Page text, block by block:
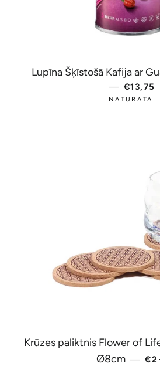
Lupīna Šķīstošā Kafija ar
— €13,75
NATURATA
Krūzes paliktnis Flower of
Ø8cm —